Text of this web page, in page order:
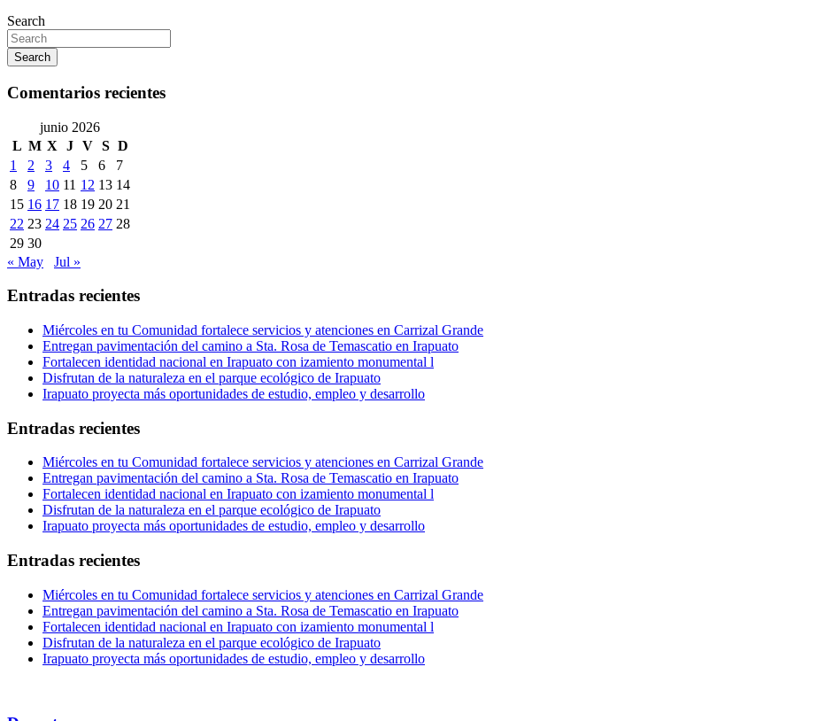
Search
Search
Comentarios recientes
junio 2026
L M X J V S D
1
2 3 4 5 6
7
8
9 10 11 12 13 14
15 16 17 18 19 20 21
22 23 24 25 26 27 28
29 30
« May
Jul »
Entradas recientes
Miércoles en tu Comunidad fortalece servicios y atenciones en Carrizal Grande
Entregan pavimentación del camino a Sta. Rosa de Temascatio en Irapuato
Fortalecen identidad nacional en Irapuato con izamiento monumental l
Disfrutan de la naturaleza en el parque ecológico de Irapuato
Irapuato proyecta más oportunidades de estudio, empleo y desarrollo
Entradas recientes
Miércoles en tu Comunidad fortalece servicios y atenciones en Carrizal Grande
Entregan pavimentación del camino a Sta. Rosa de Temascatio en Irapuato
Fortalecen identidad nacional en Irapuato con izamiento monumental l
Disfrutan de la naturaleza en el parque ecológico de Irapuato
Irapuato proyecta más oportunidades de estudio, empleo y desarrollo
Entradas recientes
Miércoles en tu Comunidad fortalece servicios y atenciones en Carrizal Grande
Entregan pavimentación del camino a Sta. Rosa de Temascatio en Irapuato
Fortalecen identidad nacional en Irapuato con izamiento monumental l
Disfrutan de la naturaleza en el parque ecológico de Irapuato
Irapuato proyecta más oportunidades de estudio, empleo y desarrollo